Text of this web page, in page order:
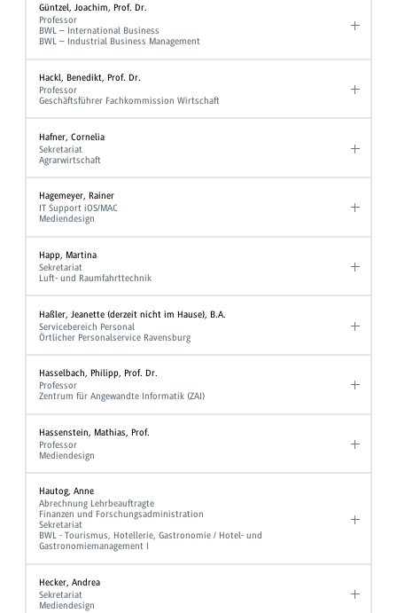
Güntzel, Joachim, Prof. Dr.
Professor
BWL – International Business
BWL – Industrial Business Management
Hackl, Benedikt, Prof. Dr.
Professor
Geschäftsführer Fachkommission Wirtschaft
Hafner, Cornelia
Sekretariat
Agrarwirtschaft
Hagemeyer, Rainer
IT Support iOS/MAC
Mediendesign
Happ, Martina
Sekretariat
Luft- und Raumfahrttechnik
Haßler, Jeanette (derzeit nicht im Hause), B.A.
Servicebereich Personal
Örtlicher Personalservice Ravensburg
Hasselbach, Philipp, Prof. Dr.
Professor
Zentrum für Angewandte Informatik (ZAI)
Hassenstein, Mathias, Prof.
Professor
Mediendesign
Hautog, Anne
Abrechnung Lehrbeauftragte
Finanzen und Forschungsadministration
Sekretariat
BWL - Tourismus, Hotellerie, Gastronomie / Hotel- und
Gastronomiemanagement I
Hecker, Andrea
Sekretariat
Mediendesign